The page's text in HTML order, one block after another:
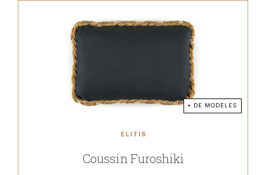
+ DE MODÈLES
ELITIS
Coussin Furoshiki